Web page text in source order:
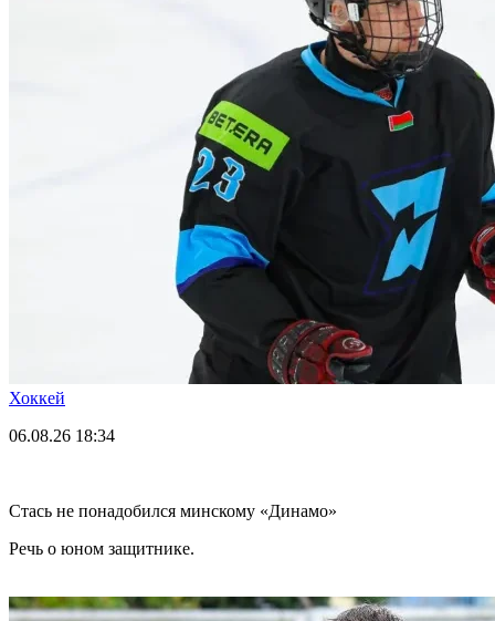
Хоккей
06.08.26 18:34
Стась не понадобился минскому «Динамо»
Речь о юном защитнике.